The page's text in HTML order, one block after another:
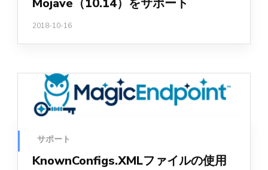
Mojave（10.14）をサポート
2018-10-16
サポート
KnownConfigs.XMLファイルの使用